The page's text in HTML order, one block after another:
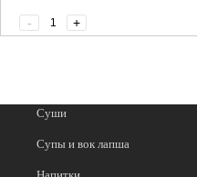
Жиры: 8 г
Углеводы: 27 г
-
+
Суши
Супы и вок лапша